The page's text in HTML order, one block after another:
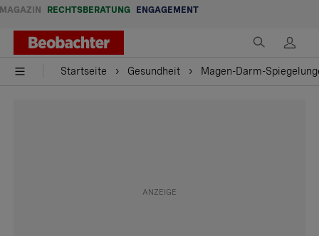
MAGAZIN RECHTSBERATUNG ENGAGEMENT
Startseite Gesundheit Magen-Darm-